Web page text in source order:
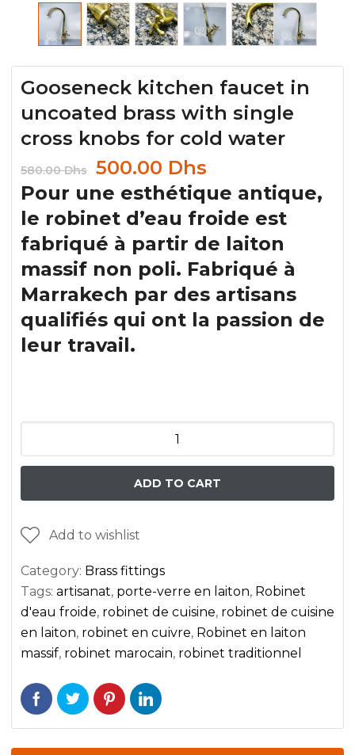
Gooseneck kitchen faucet in
uncoated brass with single
cross knobs for cold water
580.00Dhs 500.00 Dhs
Pour une esthétique antique,
le robinet d’eau froide est
fabriqué à partir de laiton
massif non poli. Fabriqué à
Marrakech par des artisans
qualifiés qui ont la passion de
leur travail.
kitchen
in
brass
with
single
cross
knobs
for
water
quantity
ADD TO CART
Add to wishlist
Category: Brass fittings
Tags: artisanat, porte-verre en laiton, Robinet
d'eau froide, robinet de cuisine, robinet de cuisine
en laiton, robinet en cuivre, Robinet en laiton
massif, robinet marocain, robinet traditionnel